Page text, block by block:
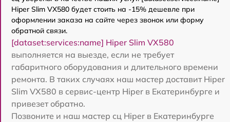
Hiper Slim VX580 будет стоить на -15% дешевле при
оформлении заказа на сайте через звонок или форму
обратной связи.
[dataset:services:name] Hiper Slim VX580
выполняется на выезде, если не требует
габаритного оборудования и длительного времени
ремонта. В таких случаях наш мастер доставит Hiper
Slim VX580 в сервис-центр Hiper в Екатеринбурге и
привезет обратно.
Позвоните и наш мастер сц Hiper в Екатеринбурге